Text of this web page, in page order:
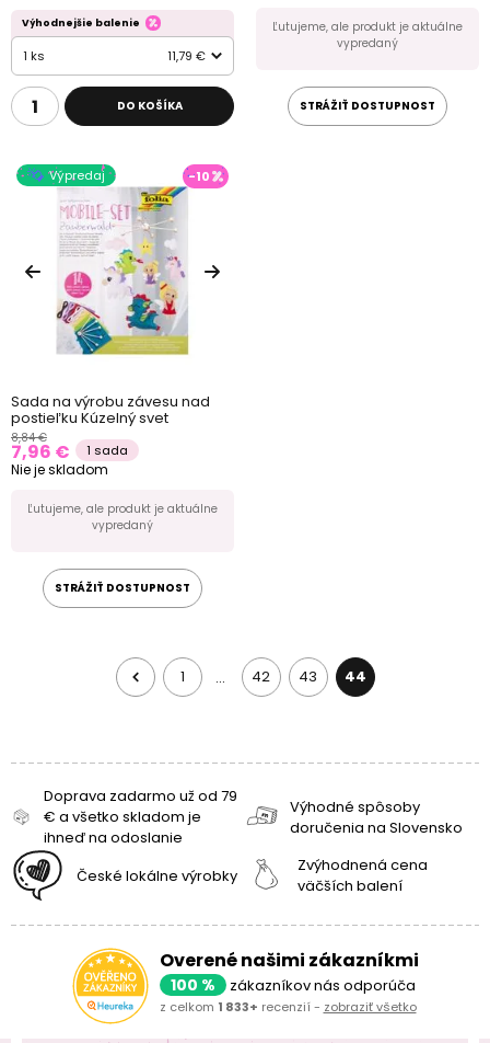
Výhodnejšie balenie
1 ks 11,79 €
DO KOŠÍKA
Ľutujeme, ale produkt je aktuálne
vypredaný
STRÁŽIŤ DOSTUPNOST
Výpredaj -10
Sada na výrobu závesu nad
postieľku Kúzelný svet
8,84 €
7,96 € 1 sada
Nie je skladom
Ľutujeme, ale produkt je aktuálne
vypredaný
STRÁŽIŤ DOSTUPNOST
1 … 42 43 44
Doprava zadarmo už od 79
€ a všetko skladom je
ihneď na odoslanie
Výhodné spôsoby
doručenia na Slovensko
České lokálne výrobky
Zvýhodnená cena
väčších balení
Overené našimi zákazníkmi
100 % zákazníkov nás odporúča
z celkom 1 833+ recenzií - zobraziť všetko